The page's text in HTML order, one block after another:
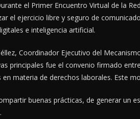
el Primer Encuentro Virtual de la
el ejercicio libre y seguro de
e inteligencia artificial.
Coordinador Ejecutivo del
principales fue el convenio firmado
materia de derechos laborales. Este
buenas prácticas, de generar un